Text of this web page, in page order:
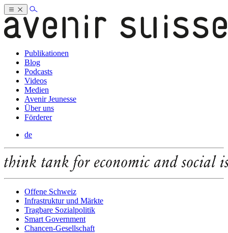
Publikationen
Blog
Podcasts
Videos
Medien
Avenir Jeunesse
Über uns
Förderer
de
Offene Schweiz
Infrastruktur und Märkte
Tragbare Sozialpolitik
Smart Government
Chancen-Gesellschaft